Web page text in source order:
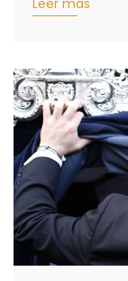
Leer más